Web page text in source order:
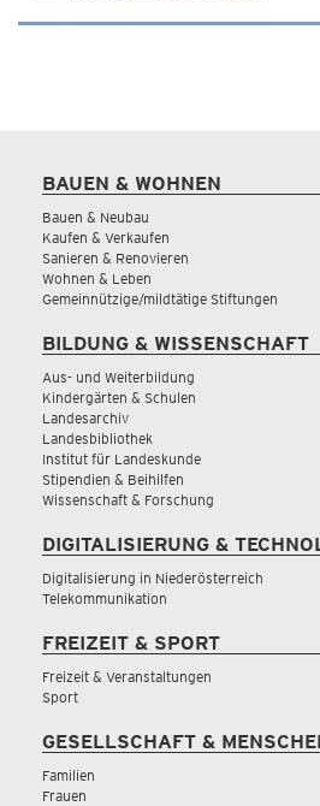
BAUEN & WOHNEN
Bauen & Neubau
Kaufen & Verkaufen
Sanieren & Renovieren
Wohnen & Leben
Gemeinnützige/mildtätige Stiftungen
BILDUNG & WISSENSCHAFT
Aus- und Weiterbildung
Kindergärten & Schulen
Landesarchiv
Landesbibliothek
Institut für Landeskunde
Stipendien & Beihilfen
Wissenschaft & Forschung
DIGITALISIERUNG &
Digitalisierung in Niederösterreich
Telekommunikation
FREIZEIT & SPORT
Freizeit & Veranstaltungen
Sport
GESELLSCHAFT &
Familien
Frauen